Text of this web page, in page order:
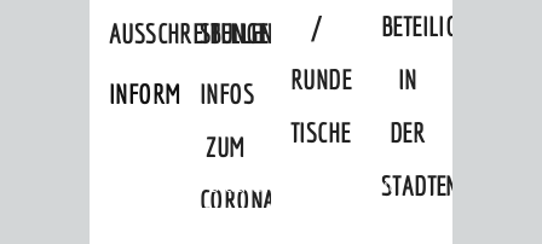
AUSSCHREIBUNGEN
INFORMATIONSPFLICHTEN
STELLENANGEBOTE
INFOS
ZUM
CORONAVIRUS
/
RUNDE
TISCHE
BETEILIGUNGEN
IN
DER
»Stadtthemen Freizeit